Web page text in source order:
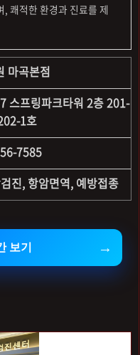
쾌적한 환경과 진료를 제
마곡본점
스프링파크타워 2층 201-
1호
7585
진, 항암면역, 예방접종
보기